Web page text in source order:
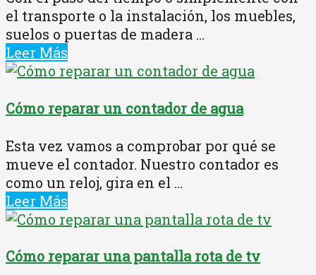
el transporte o la instalación, los muebles,
suelos o puertas de madera ...
Leer Más
Cómo reparar un contador de agua
Esta vez vamos a comprobar por qué se
mueve el contador. Nuestro contador es
como un reloj, gira en el ...
Leer Más
Cómo reparar una pantalla rota de tv